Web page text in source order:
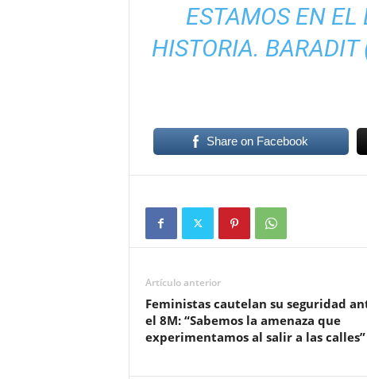
ESTAMOS EN EL
HISTORIA. BARADIT
Share on Facebook
Artículo anterior
Feministas cautelan su seguridad
el 8M: “Sabemos la amenaza que
experimentamos al salir a las calles”